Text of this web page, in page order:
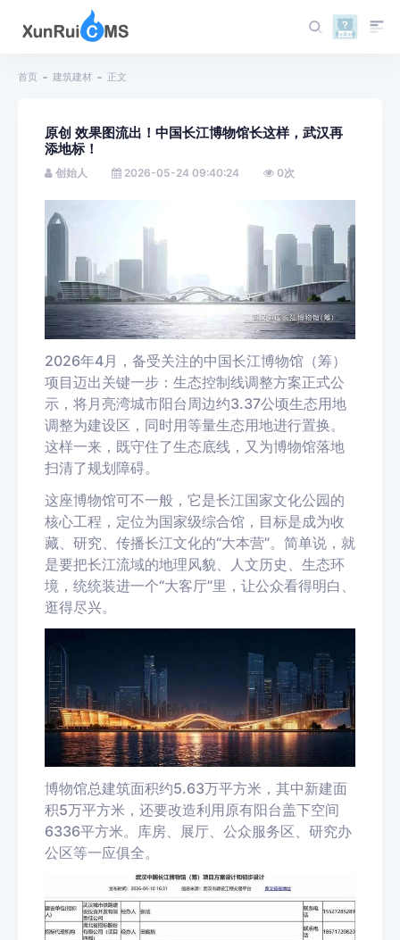
首页 建筑建材 正文
原创 效果图流出！中国长江博物馆长这样，武汉再
添地标！
创始人 2026-05-24 09:40:24 0次
2026年4月，备受关注的中国长江博物馆（筹）
项目迈出关键一步：生态控制线调整方案正式公
示，将月亮湾城市阳台周边约3.37公顷生态用地
调整为建设区，同时用等量生态用地进行置换。
这样一来，既守住了生态底线，又为博物馆落地
扫清了规划障碍。
这座博物馆可不一般，它是长江国家文化公园的
核心工程，定位为国家级综合馆，目标是成为收
藏、研究、传播长江文化的“大本营”。简单说，就
是要把长江流域的地理风貌、人文历史、生态环
境，统统装进一个“大客厅”里，让公众看得明白、
逛得尽兴。
博物馆总建筑面积约5.63万平方米，其中新建面
积5万平方米，还要改造利用原有阳台盖下空间
6336平方米。库房、展厅、公众服务区、研究办
公区等一应俱全。